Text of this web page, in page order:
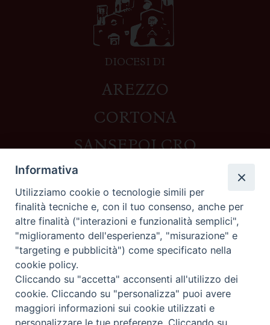
DIOCESI DI
AREZZO
CORTONA
SANSEPOLCRO
Contatti
Piazza del Duomo,1 - 52100 Arezzo
segreteria@diocesi.arezzo.it
Informativa privacy
Seguici su
Informativa
Utilizziamo cookie o tecnologie simili per
finalità tecniche e, con il tuo consenso, anche per
altre finalità ("interazioni e funzionalità semplici",
"miglioramento dell'esperienza", "misurazione" e
"targeting e pubblicità") come specificato nella
cookie policy.
Cliccando su "accetta" acconsenti all'utilizzo dei
cookie. Cliccando su "personalizza" puoi avere
maggiori informazioni sui cookie utilizzati e